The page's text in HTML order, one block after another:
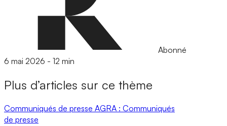
Abonné
6 mai 2026 - 12 min
Plus d’articles sur ce thème
Communiqués de presse AGRA : Communiqués
de presse